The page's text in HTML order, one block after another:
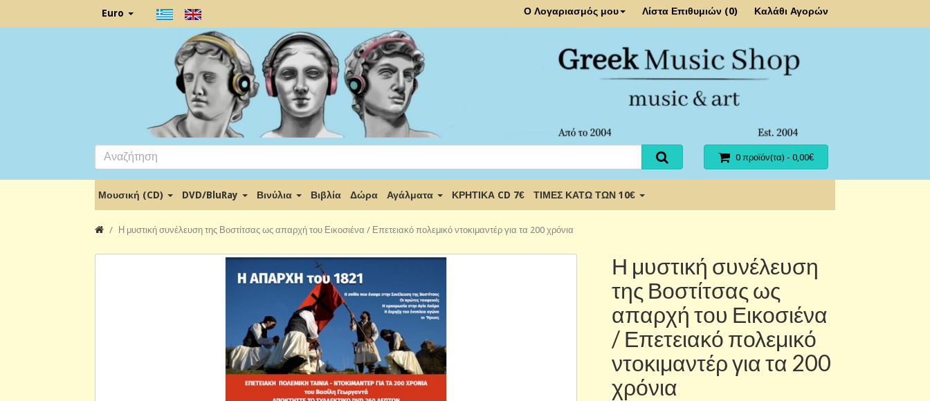
Euro Ο Λογαριασμός μου Λίστα Επιθυμιών (0) Καλάθι Αγορών
0 προϊόν(τα) - 0,00€
Μουσική (CD) DVD/BluRay Βινύλια Βιβλία Δώρα Αγάλματα ΚΡΗΤΙΚΑ CD 7€ ΤΙΜΕΣ ΚΑΤΩ ΤΩΝ 10€
Η μυστική συνέλευση της Βοστίτσας ως απαρχή του Εικοσιένα / Επετειακό πολεμικό ντοκιμαντέρ για τα 200 χρόνια
Η μυστική συνέλευση
της Βοστίτσας ως
απαρχή του Εικοσιένα
/ Επετειακό πολεμικό
ντοκιμαντέρ για τα 200
χρόνια